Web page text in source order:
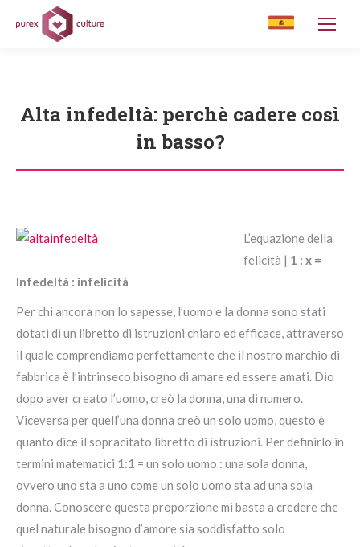
Alta infedeltà: perchè cadere così
in basso?
You are here:
L’equazione della
felicità | 1 : x =
Infedeltà : infelicità
Per chi ancora non lo sapesse, l’uomo e la donna sono stati
dotati di un libretto di istruzioni chiaro ed efficace, attraverso
il quale comprendiamo perfettamente che il nostro marchio di
fabbrica è l’intrinseco bisogno di amare ed essere amati. Dio
dopo aver creato l’uomo, creò la donna, una di numero.
Viceversa per quell’una donna creò un solo uomo, questo è
quanto dice il sopracitato libretto di istruzioni. Per definirlo in
termini matematici 1:1 = un solo uomo : una sola donna,
ovvero uno sta a uno come un solo uomo sta ad una sola
donna. Conoscere questa proporzione mi basta a credere che
quel naturale bisogno d’amore sia soddisfatto solo